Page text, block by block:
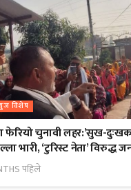
विशेष
फेरियो चुनावी लहर:’सुख-दुःखका
भारी, ‘टुरिस्ट नेता’ विरुद्ध
पहिले